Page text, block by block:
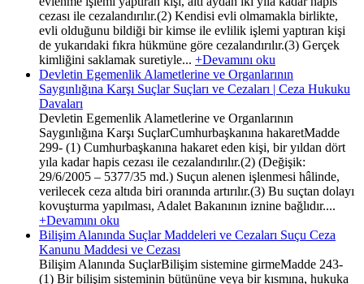
cezası ile cezalandırılır.(2) Kendisi evli olmamakla birlikte,
evli olduğunu bildiği bir kimse ile evlilik işlemi yaptıran kişi
de yukarıdaki fıkra hükmüne göre cezalandırılır.(3) Gerçek
kimliğini saklamak suretiyle... +Devamını oku
Devletin Egemenlik Alametlerine ve Organlarının
Saygınlığına Karşı Suçlar Suçları ve Cezaları | Ceza Hukuku
Davaları
Devletin Egemenlik Alametlerine ve Organlarının
Saygınlığına Karşı SuçlarCumhurbaşkanına hakaretMadde
299- (1) Cumhurbaşkanına hakaret eden kişi, bir yıldan dört
yıla kadar hapis cezası ile cezalandırılır.(2) (Değişik:
29/6/2005 – 5377/35 md.) Suçun alenen işlenmesi hâlinde,
verilecek ceza altıda biri oranında artırılır.(3) Bu suçtan dolayı
kovuşturma yapılması, Adalet Bakanının iznine bağlıdır....
+Devamını oku
Bilişim Alanında Suçlar Maddeleri ve Cezaları Suçu Ceza
Kanunu Maddesi ve Cezası
Bilişim Alanında SuçlarBilişim sistemine girmeMadde 243-
(1) Bir bilişim sisteminin bütününe veya bir kısmına, hukuka